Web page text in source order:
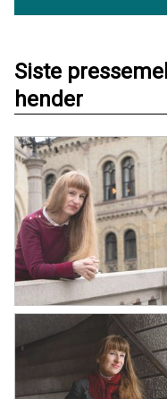
Siste
hender